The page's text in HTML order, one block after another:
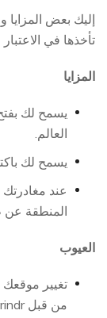
تأخذها في
المزايا
العالم.
يسمح لك
عند
المنطقة عن
العيوب
تغيير
من قبل Grindr.